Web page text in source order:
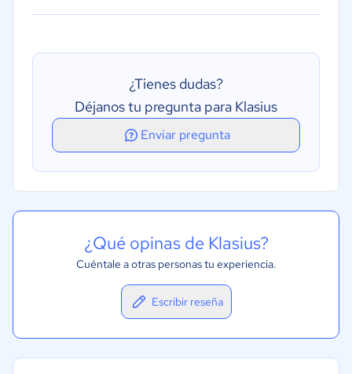
¿Tienes dudas?
Déjanos tu pregunta para Klasius
Enviar pregunta
¿Qué opinas de Klasius?
Cuéntale a otras personas tu experiencia.
Escribir reseña